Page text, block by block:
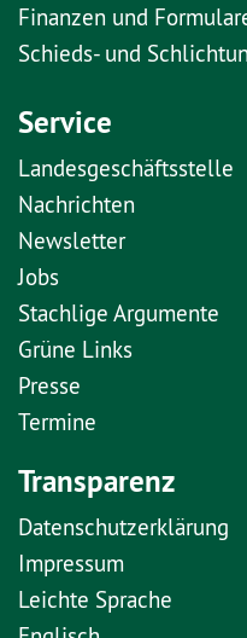
Finanzen und
Schieds- und
Service
Landesgeschäftsstelle
Nachrichten
Newsletter
Jobs
Stachlige Argumente
Grüne Links
Presse
Termine
Transparenz
Datenschutzerklärung
Impressum
Leichte Sprache